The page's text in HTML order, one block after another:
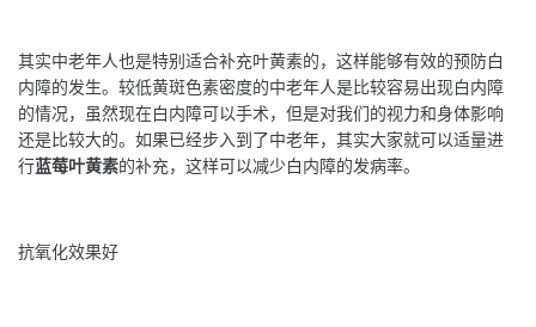
其实中老年人也是特别适合补充叶黄素的，这样能够有效的预防白
内障的发生。较低黄斑色素密度的中老年人是比较容易出现白内障
的情况，虽然现在白内障可以手术，但是对我们的视力和身体影响
还是比较大的。如果已经步入到了中老年，其实大家就可以适量进
行蓝莓叶黄素的补充，这样可以减少白内障的发病率。
抗氧化效果好